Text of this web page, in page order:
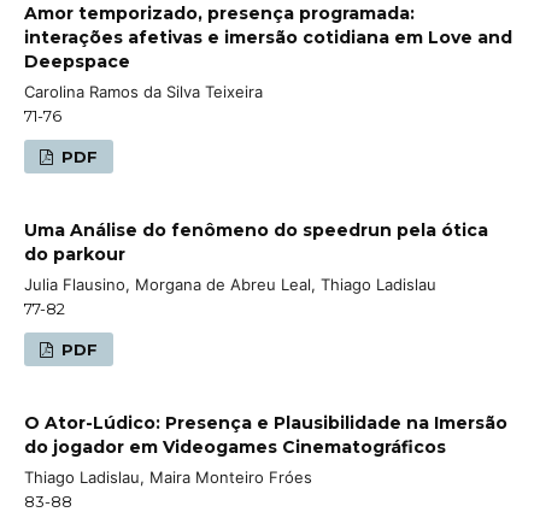
Amor temporizado, presença programada:
interações afetivas e imersão cotidiana em Love and
Deepspace
Carolina Ramos da Silva Teixeira
71-76
PDF
Uma Análise do fenômeno do speedrun pela ótica
do parkour
Julia Flausino, Morgana de Abreu Leal, Thiago Ladislau
77-82
PDF
O Ator-Lúdico: Presença e Plausibilidade na Imersão
do jogador em Videogames Cinematográficos
Thiago Ladislau, Maira Monteiro Fróes
83-88